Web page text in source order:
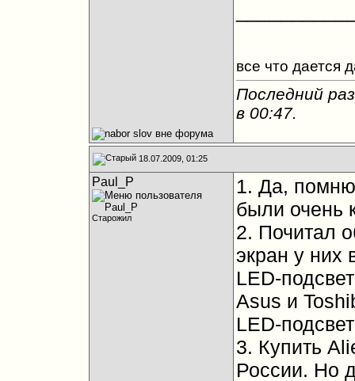
все что дается
Последний
в 00:47.
18.07.2009, 01:25
Paul_P
Старожил
1. Да,
были очень
2. Почитал
экран у них
LED-
Asus и
LED-
3. Купить
России. Но